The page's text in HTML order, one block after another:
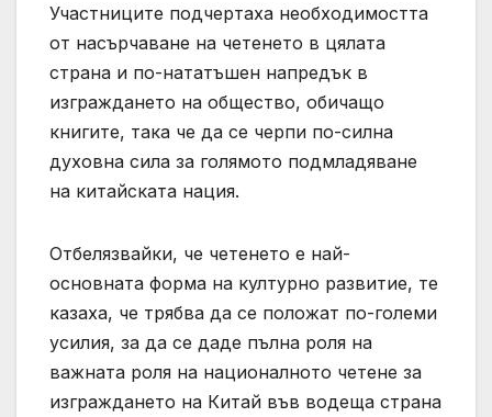
Участниците подчертаха необходимостта
от насърчаване на четенето в цялата
страна и по-нататъшен напредък в
изграждането на общество, обичащо
книгите, така че да се черпи по-силна
духовна сила за голямото подмладяване
на китайската нация.
Отбелязвайки, че четенето е най-
основната форма на културно развитие, те
казаха, че трябва да се положат по-големи
усилия, за да се даде пълна роля на
важната роля на националното четене за
изграждането на Китай във водеща страна